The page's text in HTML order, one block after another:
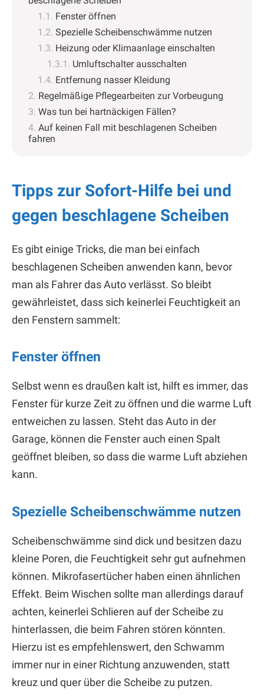
Fenster öffnen
Spezielle Scheibenschwämme nutzen
Heizung oder Klimaanlage einschalten
Umluftschalter ausschalten
Entfernung nasser Kleidung
Regelmäßige Pflegearbeiten zur Vorbeugung
Was tun bei hartnäckigen Fällen?
Auf keinen Fall mit beschlagenen Scheiben
fahren
Tipps zur Sofort-Hilfe bei und
gegen beschlagene Scheiben
Es gibt einige Tricks, die man bei einfach
beschlagenen Scheiben anwenden kann, bevor
man als Fahrer das Auto verlässt. So bleibt
gewährleistet, dass sich keinerlei Feuchtigkeit an
den Fenstern sammelt:
Fenster öffnen
Selbst wenn es draußen kalt ist, hilft es immer, das
Fenster für kurze Zeit zu öffnen und die warme Luft
entweichen zu lassen. Steht das Auto in der
Garage, können die Fenster auch einen Spalt
geöffnet bleiben, so dass die warme Luft abziehen
kann.
Spezielle Scheibenschwämme nutzen
Scheibenschwämme sind dick und besitzen dazu
kleine Poren, die Feuchtigkeit sehr gut aufnehmen
können. Mikrofasertücher haben einen ähnlichen
Effekt. Beim Wischen sollte man allerdings darauf
achten, keinerlei Schlieren auf der Scheibe zu
hinterlassen, die beim Fahren stören könnten.
Hierzu ist es empfehlenswert, den Schwamm
immer nur in einer Richtung anzuwenden, statt
kreuz und quer über die Scheibe zu putzen.